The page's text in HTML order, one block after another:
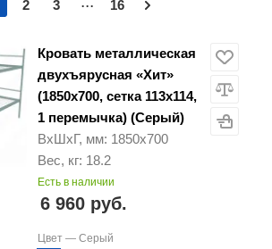
2 3 16
Кровать металлическая
двухъярусная «Хит»
(1850х700, сетка 113х114,
1 перемычка) (Серый)
ВхШхГ, мм: 1850х700
Вес, кг: 18.2
Есть в наличии
6 960 руб.
Цвет — Серый